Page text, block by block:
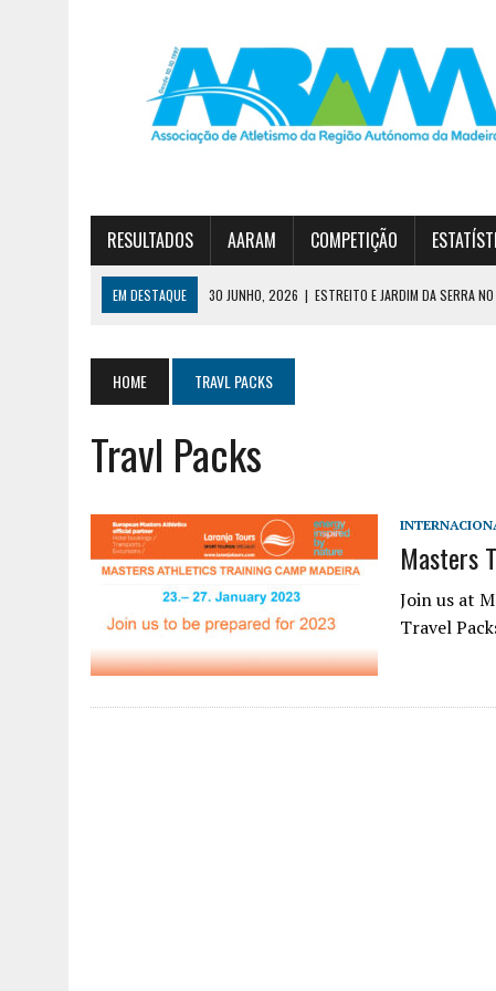
RESULTADOS AARAM COMPETIÇÃO
EM DESTAQUE 30 JUNHO, 2026 | ESTREITO E JARDIM DA SERRA
HOME TRAVL PACKS
Travl Packs
Masters
Join us at
Travel